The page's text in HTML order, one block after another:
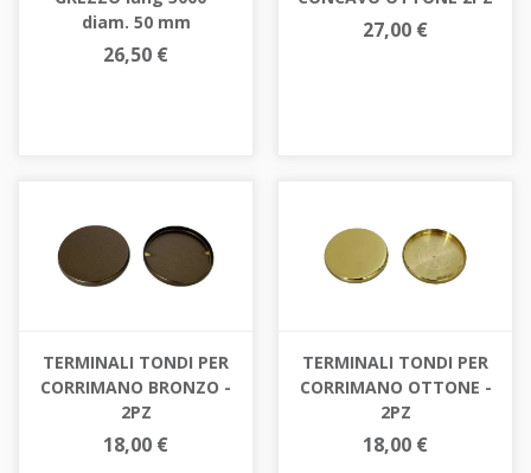
diam. 50 mm
26,50 €
27,00 €
TERMINALI TONDI PER
CORRIMANO BRONZO -
2PZ
18,00 €
TERMINALI TONDI PER
CORRIMANO OTTONE -
2PZ
18,00 €